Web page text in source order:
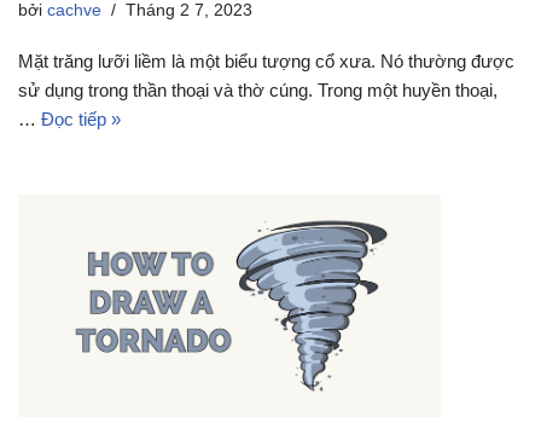
bởi cachve Tháng 2 7, 2023
Mặt trăng lưỡi liềm là một biểu tượng cổ xưa. Nó thường được
sử dụng trong thần thoại và thờ cúng. Trong một huyền thoại,
… Đọc tiếp »